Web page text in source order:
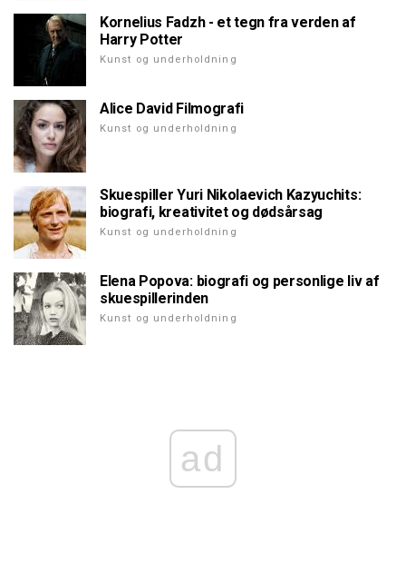
Kornelius Fadzh - et tegn fra verden af
Harry Potter
Kunst og underholdning
Alice David Filmografi
Kunst og underholdning
Skuespiller Yuri Nikolaevich Kazyuchits:
biografi, kreativitet og dødsårsag
Kunst og underholdning
Elena Popova: biografi og personlige liv af
skuespillerinden
Kunst og underholdning
ad